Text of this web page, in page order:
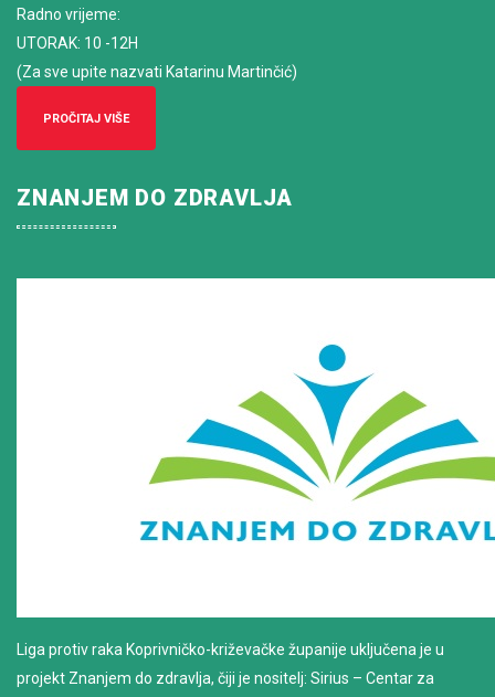
Radno vrijeme:
UTORAK: 10 -12H
(Za sve upite nazvati Katarinu Martinčić)
PROČITAJ VIŠE
ZNANJEM DO ZDRAVLJA
Liga protiv raka Koprivničko-križevačke županije uključena je u
projekt Znanjem do zdravlja, čiji je nositelj: Sirius – Centar za